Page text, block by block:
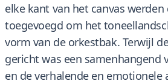
elke kant van het canvas werden
toegevoegd om het
vorm van de orkestbak. Terwijl
gericht was een samenhangend
en de verhalende en emotionele